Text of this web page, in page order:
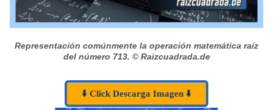
Representación comúnmente la operación matemática raíz
del número 713. © Raizcuadrada.de
⬇️ Click Descarga Imagen ⬇️